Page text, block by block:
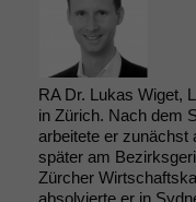
RA Dr. Lukas Wiget,
in Zürich. Nach dem
arbeitete er zunächst
später am
Zürcher